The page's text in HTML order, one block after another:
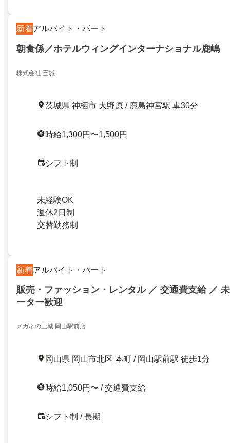
新着アルバイト・パート
朝食係／ホテルウィングインターナショナル鹿嶋
株式会社 三城
茨城県 神栖市 大野原 / 鹿島神宮駅 車30分
時給1,300円〜1,500円
シフト制
未経験OK
週休2日制
交替勤務制
新着アルバイト・パート
販売・ファッション・レンタル ／ 交通費支給 ／
ーター歓迎
メガネの三城 岡山駅前店
岡山県 岡山市北区 本町 / 岡山駅前駅 徒歩1分
時給1,050円〜 / 交通費支給
シフト制 / 長期